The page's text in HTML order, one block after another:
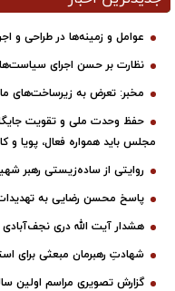
عوامل و زمینه‌ها در طراحی و
نظارت بر حسن اجرای
مخبر: تعرض به زیرساخت‌های ما
حفظ وحدت ملی و تقویت
مجلس باید همواره فعال، پویا و
روایتی از ساده‌زیستی رهبر
پاسخ محسن رضایی به
هشدار آیت الله دری نجف‌آبادی
شهادتِ رهبرمان مبعثی برای
گزارش تصویری مراسم اولین